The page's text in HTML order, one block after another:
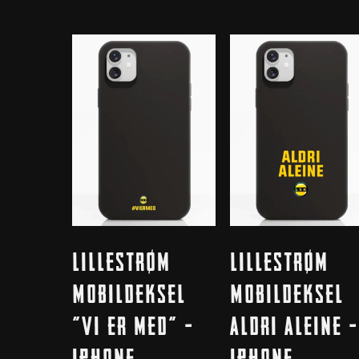
produktet
har
flere
varianter.
Alternativene
Lillestrøm
Mobildeksel
“Vi er med” –
produktet
har
flere
varianter.
Alternativene
Lillestrøm
Mobildeksel
Aldri Aleine –